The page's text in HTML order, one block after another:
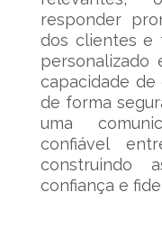
responder
dos clientes e
personalizado
capacidade
de forma
uma
confiável
construindo
confiança e